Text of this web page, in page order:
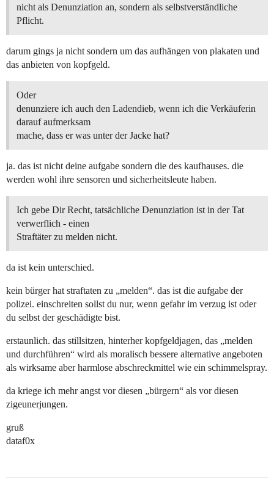
nicht als Denunziation an, sondern als selbstverständliche
Pflicht.
darum gings ja nicht sondern um das aufhängen von plakaten und
das anbieten von kopfgeld.
Oder
denunziere ich auch den Ladendieb, wenn ich die Verkäuferin
darauf aufmerksam
mache, dass er was unter der Jacke hat?
ja. das ist nicht deine aufgabe sondern die des kaufhauses. die
werden wohl ihre sensoren und sicherheitsleute haben.
Ich gebe Dir Recht, tatsächliche Denunziation ist in der Tat
verwerflich - einen
Straftäter zu melden nicht.
da ist kein unterschied.
kein bürger hat straftaten zu „melden“. das ist die aufgabe der
polizei. einschreiten sollst du nur, wenn gefahr im verzug ist oder
du selbst der geschädigte bist.
erstaunlich. das stillsitzen, hinterher kopfgeldjagen, das „melden
und durchführen“ wird als moralisch bessere alternative angeboten
als wirksame aber harmlose abschreckmittel wie ein schimmelspray.
da kriege ich mehr angst vor diesen „bürgern“ als vor diesen
zigeunerjungen.
gruß
dataf0x